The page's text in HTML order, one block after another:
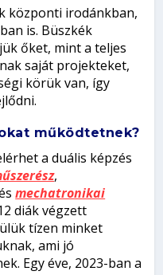
központi irodánkban,
is. Büszkék
őket, mint a teljes
saját projekteket,
körük van, így
működtetnek?
a duális képzés
,
mechatronikai
diák végzett
tízen minket
ami jó
Egy éve, 2023-ban a